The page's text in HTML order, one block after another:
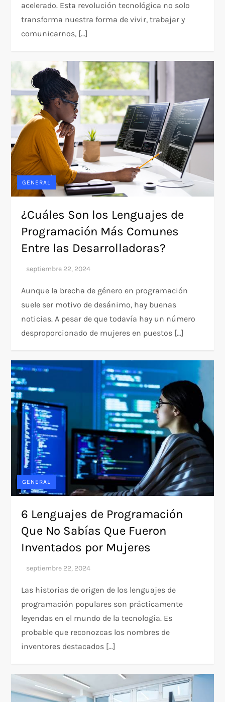
acelerado. Esta revolución tecnológica no solo
transforma nuestra forma de vivir, trabajar y
comunicarnos, […]
GENERAL
¿Cuáles Son los Lenguajes de
Programación Más Comunes
Entre las Desarrolladoras?
Aunque la brecha de género en programación
suele ser motivo de desánimo, hay buenas
noticias. A pesar de que todavía hay un número
desproporcionado de mujeres en puestos […]
GENERAL
6 Lenguajes de Programación
Que No Sabías Que Fueron
Inventados por Mujeres
Las historias de origen de los lenguajes de
programación populares son prácticamente
leyendas en el mundo de la tecnología. Es
probable que reconozcas los nombres de
inventores destacados […]